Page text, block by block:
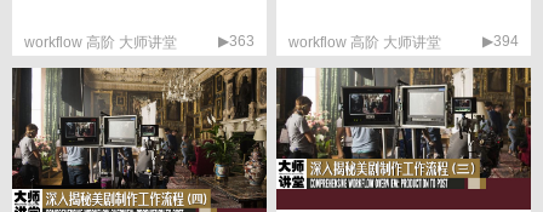
workflow 高阶 大师讲堂 ▶363 workflow 高阶 大师讲堂 ▶394